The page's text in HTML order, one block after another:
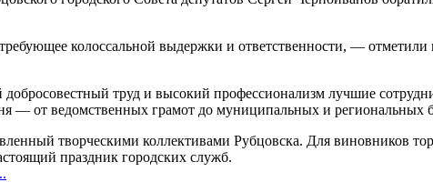
колоссальной выдержки и ответственности, —
труд и высокий профессионализм лучшие
— от ведомственных грамот до муниципальных и региональных
творческими коллективами Рубцовска. Для виновников
праздник городских служб.